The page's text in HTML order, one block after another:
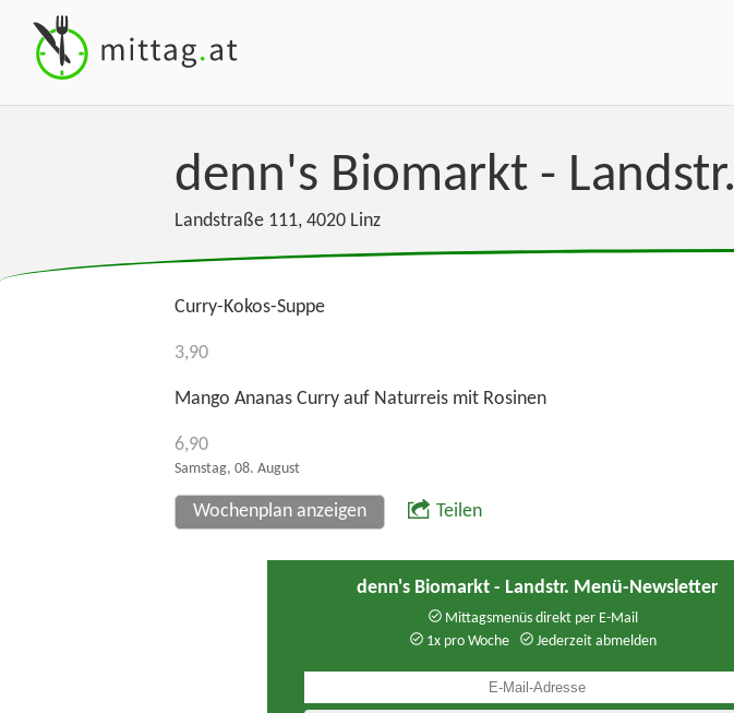
denn's Biomarkt - Landstr.
Landstraße 111, 4020 Linz
Curry-Kokos-Suppe
3,90
Mango Ananas Curry auf Naturreis mit Rosinen
6,90
Samstag, 08. August
Wochenplan anzeigen Teilen
denn's Biomarkt - Landstr. Menü-Newsletter
Mittagsmenüs direkt per E-Mail
1x pro Woche
Jederzeit abmelden